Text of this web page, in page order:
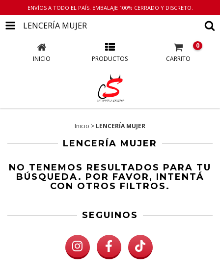
ENVÍOS A TODO EL PAÍS. EMBALAJE 100% CERRADO Y DISCRETO.
LENCERÍA MUJER
INICIO PRODUCTOS CARRITO
0
Inicio > LENCERÍA MUJER
LENCERÍA MUJER
NO TENEMOS RESULTADOS PARA TU
BÚSQUEDA. POR FAVOR, INTENTÁ
CON OTROS FILTROS.
SEGUINOS